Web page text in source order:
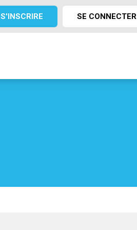
S'INSCRIRE SE CONNECTER